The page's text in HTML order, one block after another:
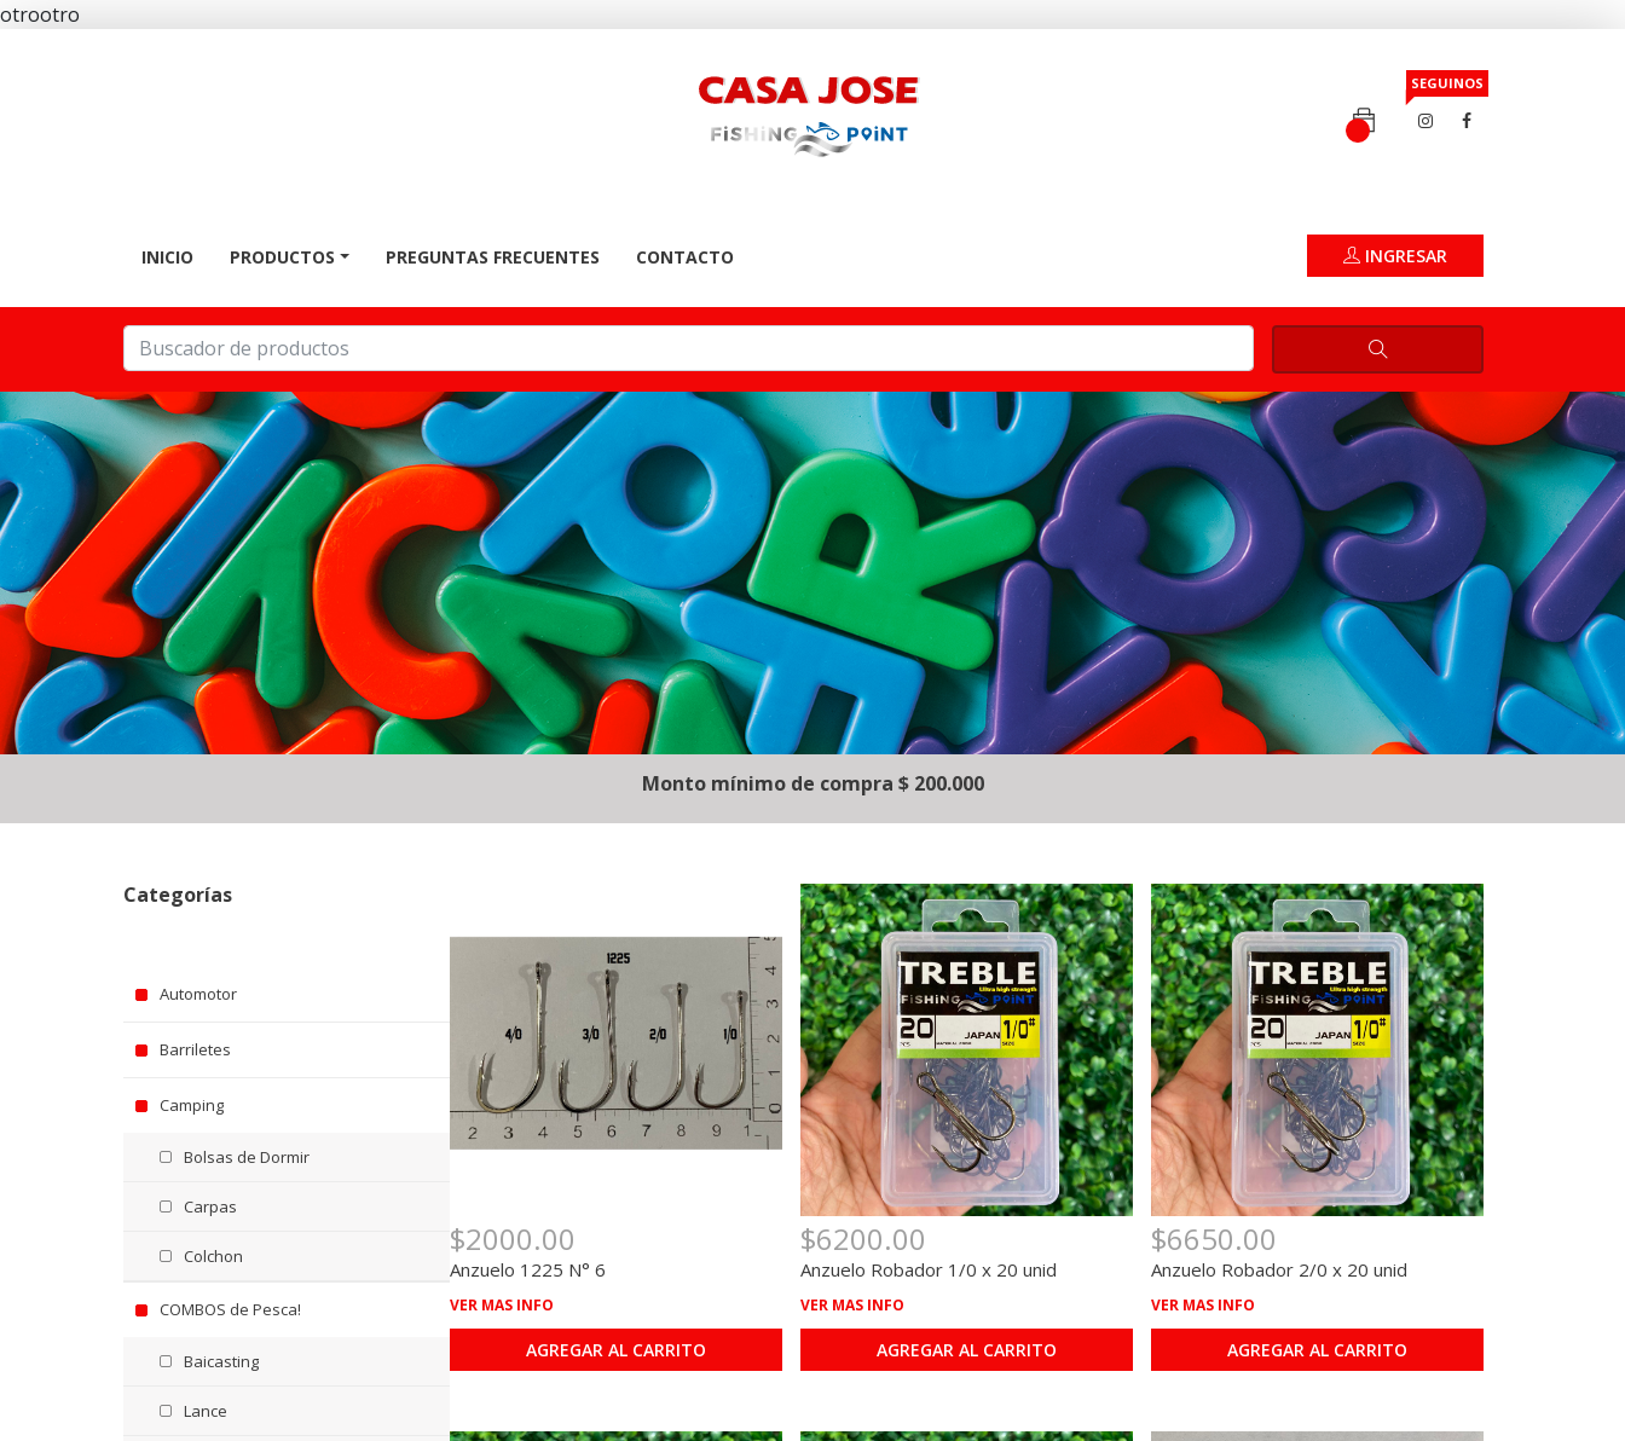
otrootro
SEGUINOS
INICIO PRODUCTOS PREGUNTAS FRECUENTES CONTACTO INGRESAR
Monto mínimo de compra $ 200.000
Categorías
Automotor
Barriletes
Camping
Bolsas de Dormir
Carpas
Colchon
COMBOS de Pesca!
Baicasting
Lance
$2000.00
Anzuelo 1225 N° 6
VER MAS INFO
AGREGAR AL CARRITO
$6200.00
Anzuelo Robador 1/0 x 20 unid
VER MAS INFO
AGREGAR AL CARRITO
$6650.00
Anzuelo Robador 2/0 x 20 unid
VER MAS INFO
AGREGAR AL CARRITO